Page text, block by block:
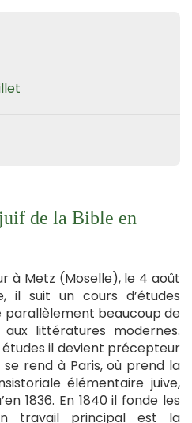
de la Bible en
à Metz (Moselle), le 4 août
il suit un cours d’études
parallèlement beaucoup de
littératures modernes.
il devient précepteur
se rend à Paris, où prend la
élémentaire juive,
1836. En 1840 il fonde les
travail principal est la